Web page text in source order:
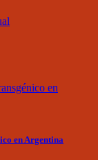
en Argentina